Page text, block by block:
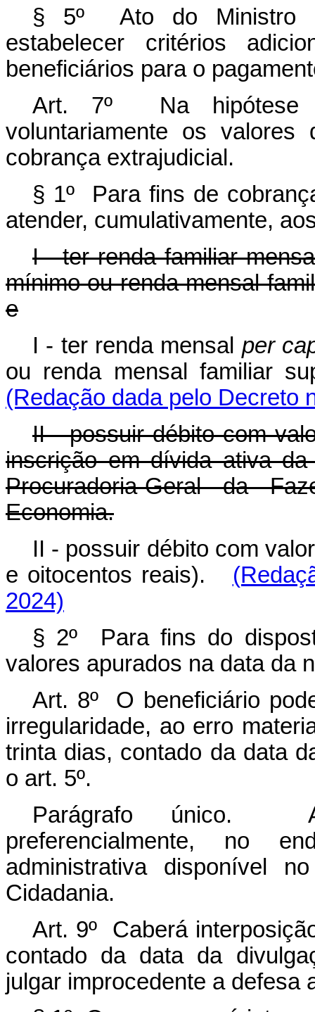
§ 5º Ato do Ministro
estabelecer critérios
beneficiários para o
Art. 7º Na hipótese
voluntariamente os
cobrança extrajudicial.
§ 1º Para fins de
atender, cumulativamente,
I - ter renda familiar
mínimo ou renda mensal
e
I - ter renda mensal per
ou renda mensal familiar
(Redação dada pelo Decreto
II - possuir débito com
inscrição em dívida ativa
Procuradoria-Geral da
Economia.
II - possuir débito com
e oitocentos reais).
2024)
§ 2º Para fins do
valores apurados na data da
Art. 8º O beneficiário
irregularidade, ao erro
trinta dias, contado da data
o art. 5º.
Parágrafo único.
preferencialmente, no
administrativa disponível
Cidadania.
Art. 9º Caberá
contado da data da
julgar improcedente a defesa